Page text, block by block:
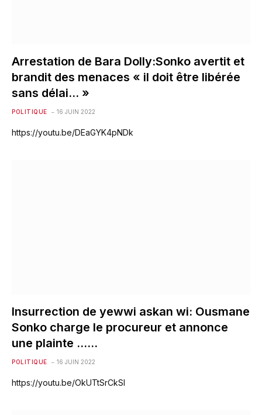
Arrestation de Bara Dolly:Sonko avertit et
brandit des menaces « il doit être libérée
sans délai… »
POLITIQUE 16 JUIN 2022
https://youtu.be/DEaGYK4pNDk
Insurrection de yewwi askan wi: Ousmane
Sonko charge le procureur et annonce
une plainte ……
POLITIQUE 16 JUIN 2022
https://youtu.be/OkUTtSrCkSI